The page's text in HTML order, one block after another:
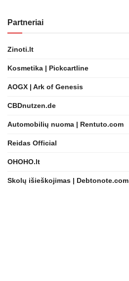
Partneriai
Zinoti.lt
Kosmetika | Pickcartline
AOGX | Ark of Genesis
CBDnutzen.de
Automobilių nuoma | Rentuto.com
Reidas Official
OHOHO.lt
Skolų išieškojimas | Debtonote.com